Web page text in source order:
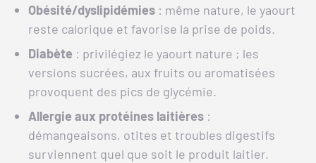
Obésité/dyslipidémies : même nature, le yaourt
reste calorique et favorise la prise de poids.
Diabète : privilégiez le yaourt nature ; les
versions sucrées, aux fruits ou aromatisées
provoquent des pics de glycémie.
Allergie aux protéines laitières :
démangeaisons, otites et troubles digestifs
surviennent quel que soit le produit laitier.